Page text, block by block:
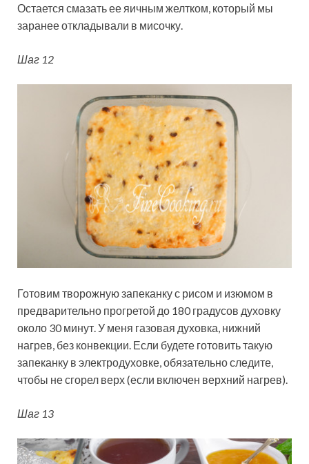
Остается смазать ее яичным желтком, который мы
заранее откладывали в мисочку.
Шаг 12
Готовим творожную запеканку с рисом и изюмом в
предварительно прогретой до 180 градусов духовку
около 30 минут. У меня газовая духовка, нижний
нагрев, без конвекции. Если будете готовить такую
запеканку в электродуховке, обязательно следите,
чтобы не сгорел верх (если включен верхний нагрев).
Шаг 13